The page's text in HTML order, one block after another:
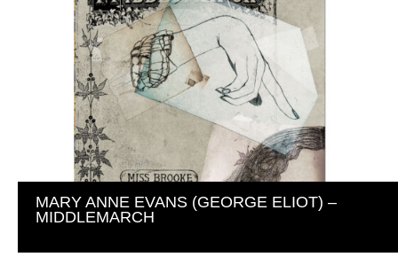
MARY ANNE EVANS (GEORGE ELIOT) –
MIDDLEMARCH